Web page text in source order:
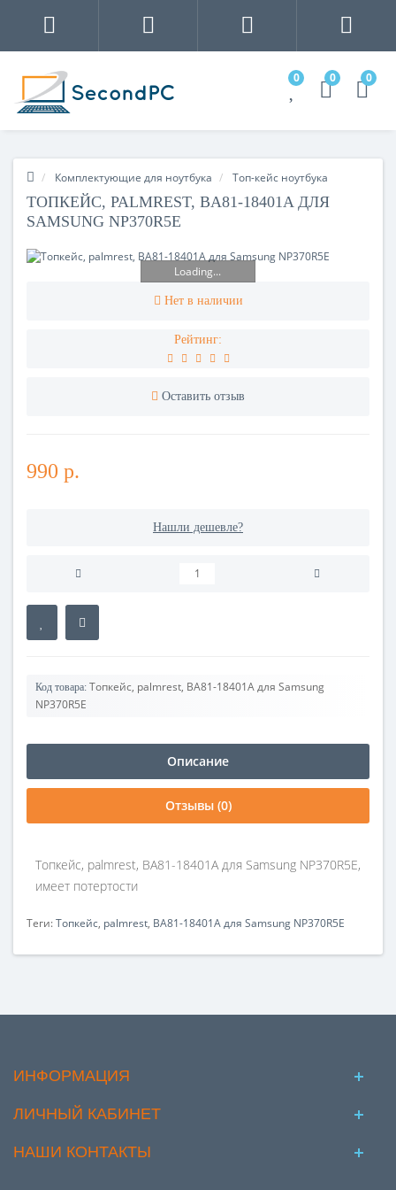
0 0 0
Комплектующие для ноутбука Топ-кейс ноутбука
ТОПКЕЙС, PALMREST, BA81-18401A ДЛЯ
SAMSUNG NP370R5E
Loading...
Нет в наличии
Рейтинг:
Оставить отзыв
990 р.
Нашли дешевле?
Код товара: Топкейс, palmrest, BA81-18401A для Samsung
NP370R5E
Описание
Отзывы (0)
Топкейс, palmrest, BA81-18401A для Samsung NP370R5E,
имеет потертости
Теги:Топкейс, palmrest, BA81-18401A для Samsung NP370R5E
ИНФОРМАЦИЯ
ЛИЧНЫЙ КАБИНЕТ
НАШИ КОНТАКТЫ